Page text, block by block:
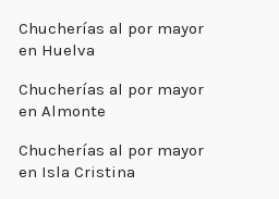
Chucherías al por mayor
en Huelva
Chucherías al por mayor
en Almonte
Chucherías al por mayor
en Isla Cristina